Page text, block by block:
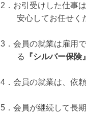
2．お引受けした仕事
安心してお任せく
3．会員の就業は雇用
る
『シルバー保険
4．会員の就業は、依
5．会員が継続して長